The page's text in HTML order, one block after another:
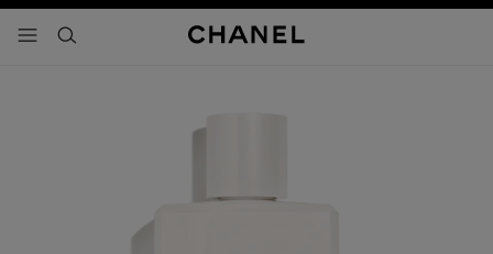
- navegación principal
buscar